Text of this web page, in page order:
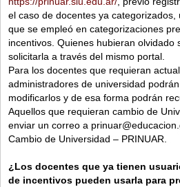
el caso de docentes ya
que se empleó en categorizaciones
incentivos. Quienes hubieran olvidado
solicitarla a través del mismo portal.
Para los docentes que requieran
administradores de universidad
modificarlos y de esa forma podrán
Aquellos que requieran cambio de
enviar un correo a
Cambio de Universidad – PRINUAR.
¿Los docentes que ya tienen
de incentivos pueden usarla para